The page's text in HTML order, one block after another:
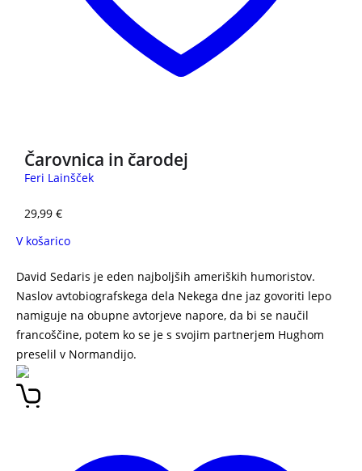
Čarovnica in čarodej
Feri Lainšček
29,99 €
V košarico
David Sedaris je eden najboljših ameriških humoristov.
Naslov avtobiografskega dela Nekega dne jaz govoriti lepo
namiguje na obupne avtorjeve napore, da bi se naučil
francoščine, potem ko se je s svojim partnerjem Hughom
preselil v Normandijo.